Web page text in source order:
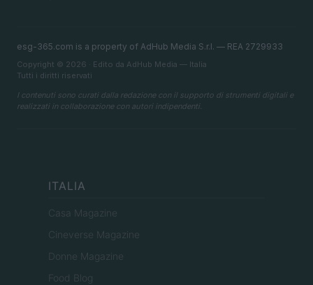
esg-365.com is a property of AdHub Media S.r.l. — REA 2729933
Copyright © 2026 · Edito da AdHub Media — Italia
Tutti i diritti riservati
I contenuti sono curati dalla redazione con il supporto di strumenti digitali e
realizzati in collaborazione con autori indipendenti.
ITALIA
Casa Magazine
Cineverse Magazine
Donne Magazine
Food Blog